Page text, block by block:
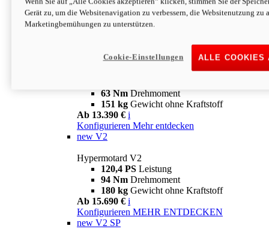
63 NmDrehmoment
151 kgGewicht ohne Kraftstoff
Ab 13.890 € i
63 Nm Drehmoment
151 kg Gewicht ohne Kraftstoff
Ab 13.390 € i
Konfigurieren Mehr entdecken
new V2
Hypermotard V2
120,4 PS Leistung
94 Nm Drehmoment
180 kg Gewicht ohne Kraftstoff
Ab 15.690 € i
Konfigurieren MEHR ENTDECKEN
new V2 SP
Gerät zu, um die Websitenavigation zu verbessern, die Websitenutzung zu
Marketingbemühungen zu unterstützen.
ALLE COOKIES
Cookie-Einstellungen